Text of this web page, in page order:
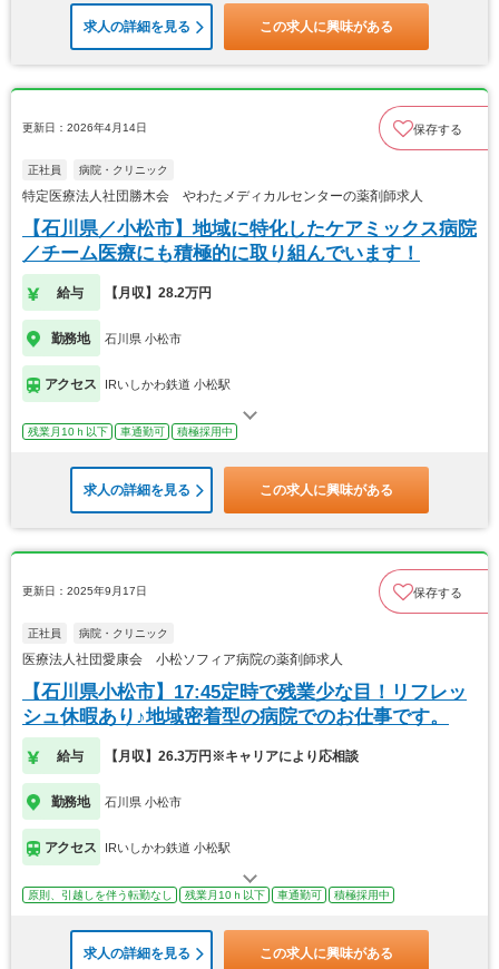
求人の詳細を見る この求人に興味がある
更新日：2026年4月14日 保存する
正社員 病院・クリニック
特定医療法人社団勝木会 やわたメディカルセンターの薬剤師求人
【石川県／小松市】地域に特化したケアミックス病院
／チーム医療にも積極的に取り組んでいます！
給与 【月収】28.2万円
勤務地 石川県 小松市
アクセス IRいしかわ鉄道 小松駅
残業月10ｈ以下 車通勤可 積極採用中
求人の詳細を見る この求人に興味がある
更新日：2025年9月17日 保存する
正社員 病院・クリニック
医療法人社団愛康会 小松ソフィア病院の薬剤師求人
【石川県小松市】17:45定時で残業少な目！リフレッ
シュ休暇あり♪地域密着型の病院でのお仕事です。
給与 【月収】26.3万円※キャリアにより応相談
勤務地 石川県 小松市
アクセス IRいしかわ鉄道 小松駅
原則、引越しを伴う転勤なし 残業月10ｈ以下 車通勤可 積極採用中
求人の詳細を見る この求人に興味がある